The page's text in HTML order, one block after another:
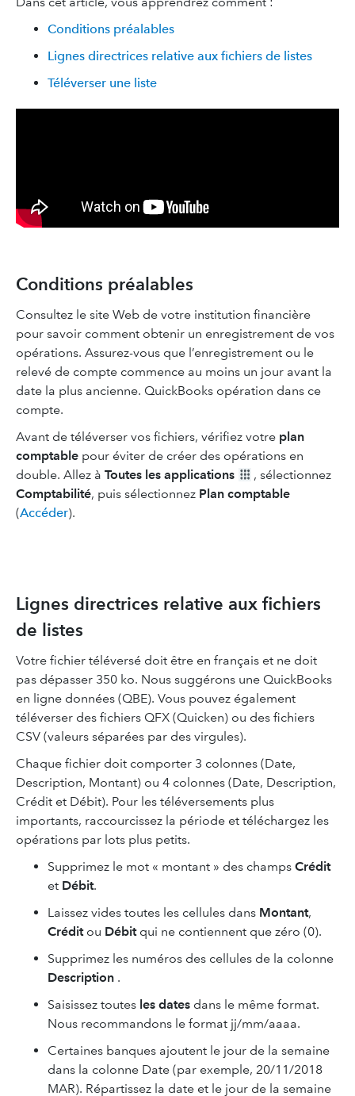
Conditions préalables
Lignes directrices relative aux fichiers de listes
Téléverser une liste
Conditions préalables
Consultez le site Web de votre institution financière
pour savoir comment obtenir un enregistrement de vos
opérations. Assurez-vous que l’enregistrement ou le
relevé de compte commence au moins un jour avant la
date la plus ancienne. QuickBooks opération dans ce
compte.
Avant de téléverser vos fichiers, vérifiez votre plan
comptable pour éviter de créer des opérations en
double. Allez à Toutes les applications
, sélectionnez
Comptabilité, puis sélectionnez Plan comptable
(Accéder).
Lignes directrices relative aux fichiers
de listes
Votre fichier téléversé doit être en français et ne doit
pas dépasser 350 ko. Nous suggérons une QuickBooks
en ligne données (QBE). Vous pouvez également
téléverser des fichiers QFX (Quicken) ou des fichiers
CSV (valeurs séparées par des virgules).
Chaque fichier doit comporter 3 colonnes (Date,
Description, Montant) ou 4 colonnes (Date, Description,
Crédit et Débit). Pour les téléversements plus
importants, raccourcissez la période et téléchargez les
opérations par lots plus petits.
Supprimez le mot « montant » des champs Crédit
et Débit.
Laissez vides toutes les cellules dans Montant,
Créditou Débitqui ne contiennent que zéro (0).
Supprimez les numéros des cellules de la colonne
Description .
Saisissez toutes les dates dans le même format.
Nous recommandons le format jj/mm/aaaa.
Certaines banques ajoutent le jour de la semaine
dans la colonne Date (par exemple, 20/11/2018
MAR). Répartissez la date et le jour de la semaine